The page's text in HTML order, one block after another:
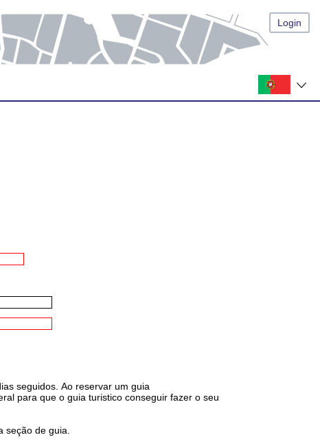
Login
seguidos. Ao reservar um guia
para que o guia turistico conseguir fazer o seu
de guia.